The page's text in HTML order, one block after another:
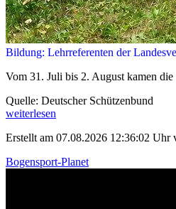
Bildung: Lehrreferenten der
Vom 31. Juli bis 2. August kamen
Quelle: Deutscher Schützenbund
weiterlesen
Erstellt am 07.08.2026 12:36:02 Uhr
Bogensport-Planet